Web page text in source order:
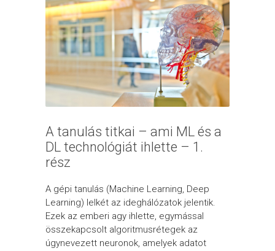
A tanulás titkai – ami ML és a
DL technológiát ihlette – 1.
rész
A gépi tanulás (Machine Learning, Deep
Learning) lelkét az ideghálózatok jelentik.
Ezek az emberi agy ihlette, egymással
összekapcsolt algoritmusrétegek az
úgynevezett neuronok, amelyek adatot